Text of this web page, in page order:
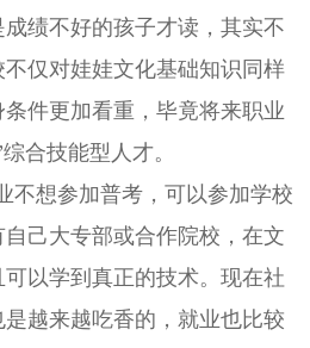
绩不好的孩子才读，其实不
仅对娃娃文化基础知识同样
件更加看重，毕竟将来职业
合技能型人才。
想参加普考，可以参加学校
己大专部或合作院校，在文
以学到真正的技术。现在社
越来越吃香的，就业也比较